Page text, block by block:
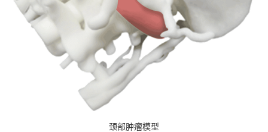
颈部肿瘤模型